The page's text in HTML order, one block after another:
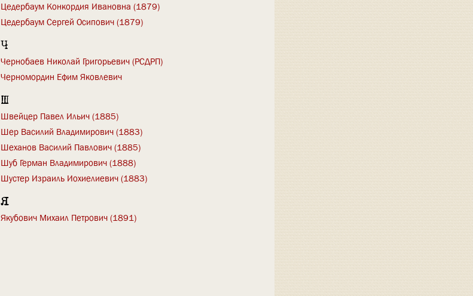
Цедербаум Конкордия Ивановна (1879)
Цедербаум Сергей Осипович (1879)
Ч
Чернобаев Николай Григорьевич (РСДРП)
Черномордин Ефим Яковлевич
Ш
Швейцер Павел Ильич (1885)
Шер Василий Владимирович (1883)
Шеханов Василий Павлович (1885)
Шуб Герман Владимирович (1888)
Шустер Израиль Иохиелиевич (1883)
Я
Якубович Михаил Петрович (1891)